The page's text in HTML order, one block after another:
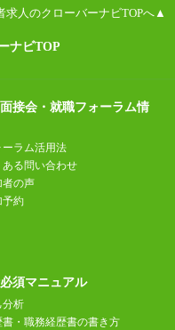
求人のクローバーナビTOPへ▲
ナビTOP
接会・就職フォーラム情
ーラム活用法
ある問い合わせ
者の声
予約
須マニュアル
分析
書・職務経歴書の書き方